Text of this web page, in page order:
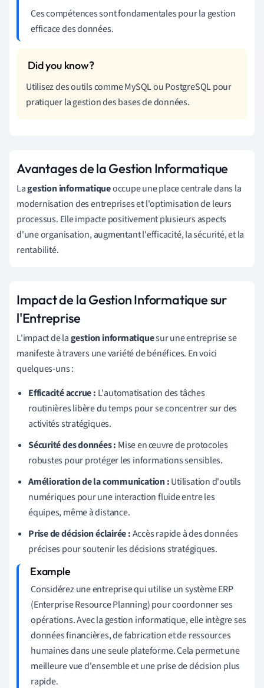
Ces compétences sont fondamentales pour la gestion
efficace des données.
Utilisez des outils comme MySQL ou PostgreSQL pour
pratiquer la gestion des bases de données.
Avantages de la Gestion Informatique
Lagestion informatiqueoccupe une place centrale dans la
modernisation des entreprises et l'optimisation de leurs
processus. Elle impacte positivement plusieurs aspects
d'une organisation, augmentant l'efficacité, la sécurité, et la
rentabilité.
Impact de la Gestion Informatique sur
l'Entreprise
L'impact de lagestion informatiquesur une entreprise se
manifeste à travers une variété de bénéfices. En voici
quelques-uns :
Efficacité accrue : L'automatisation des tâches
routinières libère du temps pour se concentrer sur des
activités stratégiques.
Sécurité des données : Mise en œuvre de protocoles
robustes pour protéger les informations sensibles.
Amélioration de la communication :Utilisation d'outils
numériques pour une interaction fluide entre les
équipes, même à distance.
Prise de décision éclairée :Accès rapide à des données
précises pour soutenir les décisions stratégiques.
Considérez une entreprise qui utilise un système ERP
(Enterprise Resource Planning) pour coordonner ses
opérations. Avec la gestion informatique, elle intègre ses
données financières, de fabrication et de ressources
humaines dans une seule plateforme. Cela permet une
meilleure vue d'ensemble et une prise de décision plus
rapide.